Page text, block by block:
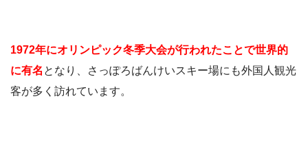
1972年にオリンピック冬季大会が行われたことで世界的
に有名 となり、さっぽろばんけいスキー場にも外国人観光
客が多く訪れています。